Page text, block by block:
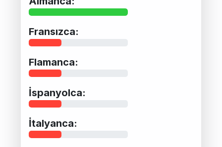
Fransızca:
Flamanca:
İspanyolca:
İtalyanca: